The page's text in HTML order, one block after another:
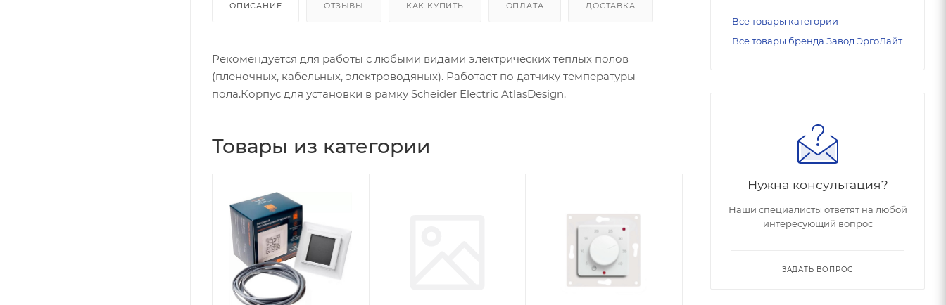
ОПИСАНИЕ ОТЗЫВЫ КАК КУПИТЬ ОПЛАТА ДОСТАВКА
Рекомендуется для работы с любыми видами электрических теплых полов
(пленочных, кабельных, электроводяных). Работает по датчику температуры
пола.Корпус для установки в рамку Scheider Electric AtlasDesign.
Товары из категории
Все товары категории
Все товары бренда Завод ЭргоЛайт
Нужна консультация?
Наши специалисты ответят на любой
интересующий вопрос
ЗАДАТЬ ВОПРОС